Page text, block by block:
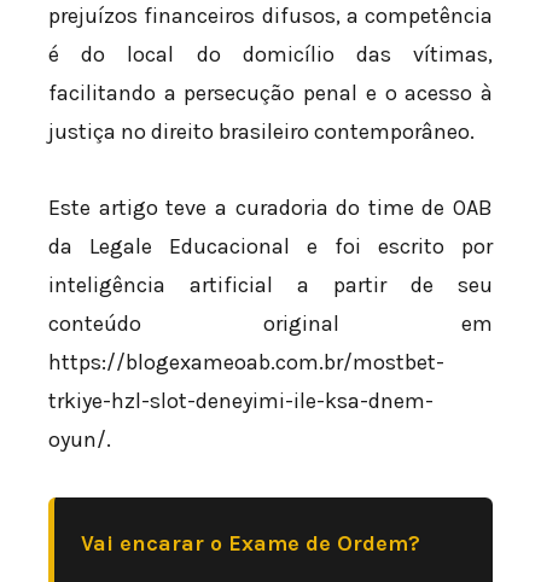
prejuízos financeiros difusos, a competência
é do local do domicílio das vítimas,
facilitando a persecução penal e o acesso à
justiça no direito brasileiro contemporâneo.
Este artigo teve a curadoria do time de OAB
da Legale Educacional e foi escrito por
inteligência artificial a partir de seu
conteúdo original em
https://blogexameoab.com.br/mostbet-
trkiye-hzl-slot-deneyimi-ile-ksa-dnem-
oyun/.
Vai encarar o Exame de Ordem?